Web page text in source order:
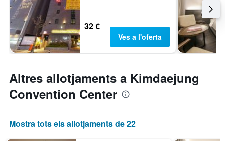
32 €
Ves a l'oferta
Altres allotjaments a Kimdaejung
Convention Center
Mostra tots els allotjaments de 22